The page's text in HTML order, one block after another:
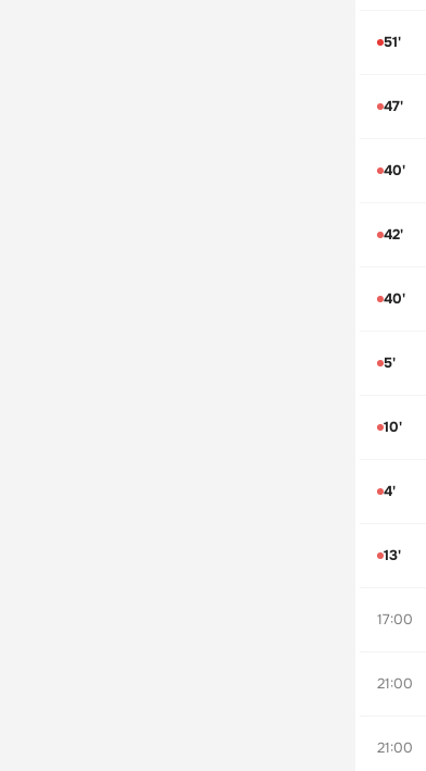
51'
47'
40'
42'
40'
5'
10'
4'
13'
17:00
21:00
21:00